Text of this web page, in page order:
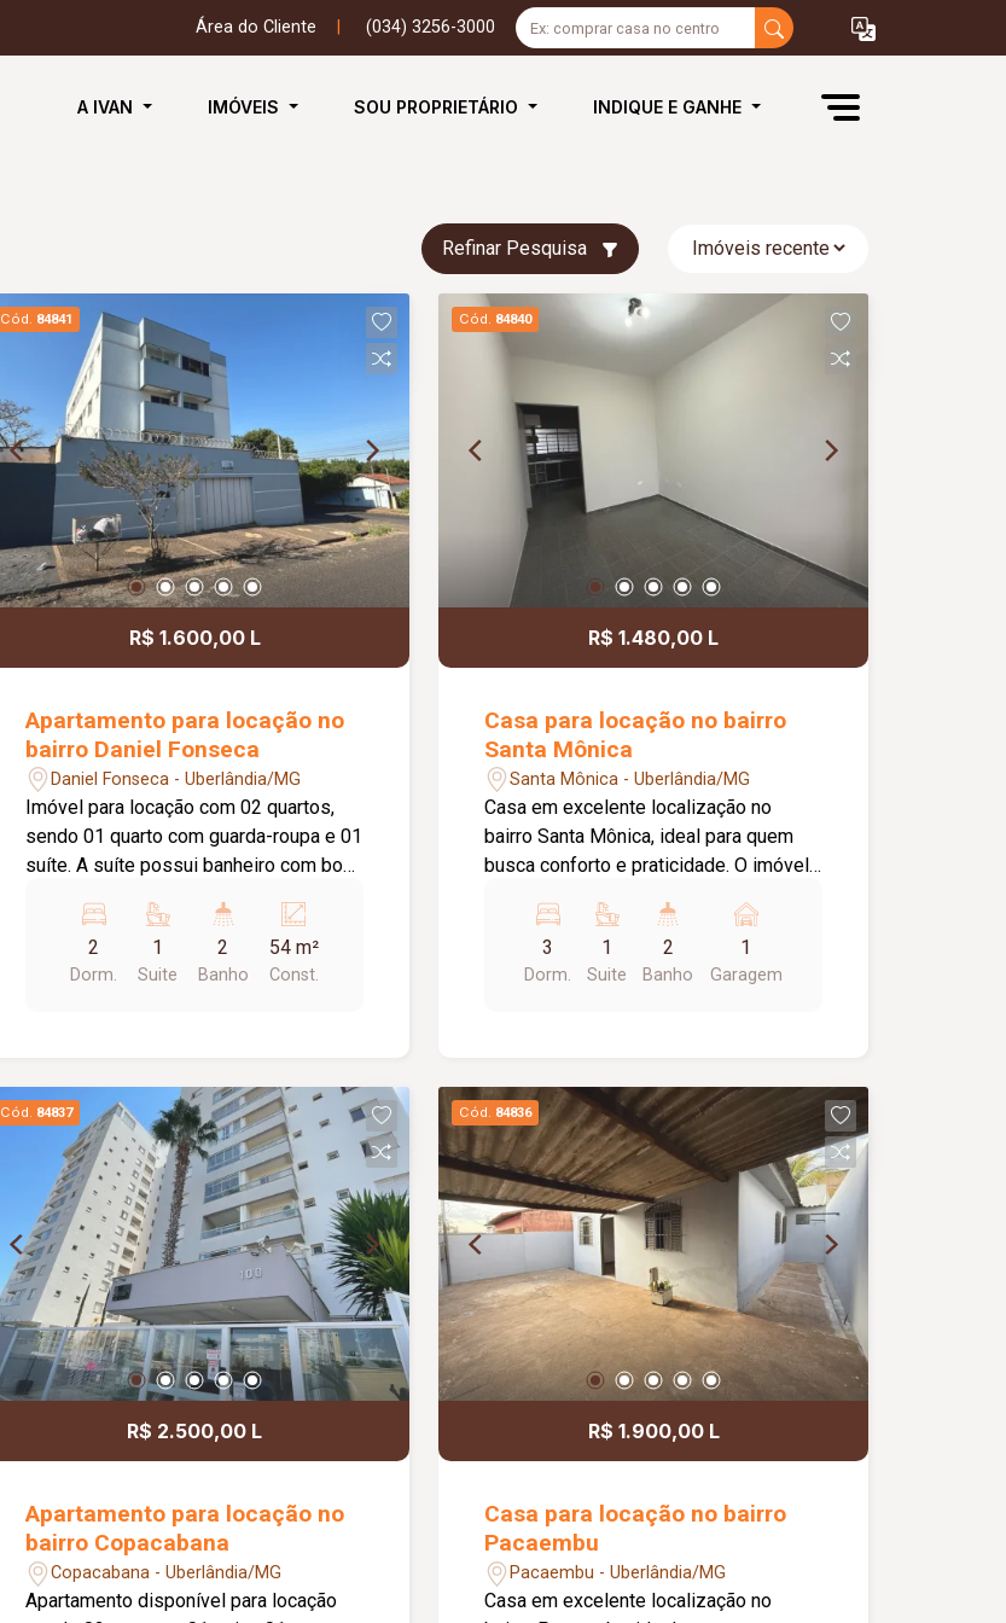
Área do Cliente (034) 3256-3000
A IVAN IMÓVEIS SOU PROPRIETÁRIO INDIQUE E GANHE
Refinar Pesquisa
Cód. 84841
R$ 1.600,00 L
Apartamento para locação no
bairro Daniel Fonseca
Daniel Fonseca - Uberlândia/MG
Imóvel para locação com 02 quartos,
sendo 01 quarto com guarda-roupa e 01
suíte. A suíte possui banheiro com box
equipada com cooktop e suggar, área
de serviço, 01 banheiro social e 02
vagas de estacionamento.
2
Dorm.
1
Suite
2
Banho
54 m²
Const.
Cód. 84840
R$ 1.480,00 L
Casa para locação no bairro
Santa Mônica
Santa Mônica - Uberlândia/MG
Casa em excelente localização no
bairro Santa Mônica, ideal para quem
busca conforto e praticidade. O imóvel
banheiro social, sala de estar
aconchegante e cozinha equipada com
armário sob a pia. Possui ainda área de
acesso a comércios, serviços e demais
conveniências.
3
Dorm.
1
Suite
2
Banho
1
Garagem
Cód. 84837
R$ 2.500,00 L
Apartamento para locação no
bairro Copacabana
Copacabana - Uberlândia/MG
Apartamento disponível para locação
Cód. 84836
R$ 1.900,00 L
Casa para locação no bairro
Pacaembu
Pacaembu - Uberlândia/MG
Casa em excelente localização no